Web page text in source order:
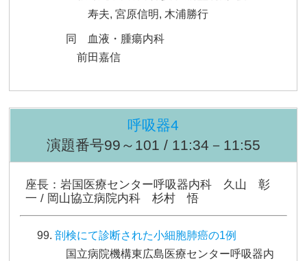
寿夫, 宮原信明, 木浦勝行
同 血液・腫瘍内科
前田嘉信
呼吸器4
演題番号99～101 / 11:34－11:55
座長：岩国医療センター呼吸器内科 久山 彰
一 / 岡山協立病院内科 杉村 悟
剖検にて診断された小細胞肺癌の1例
国立病院機構東広島医療センター呼吸器内